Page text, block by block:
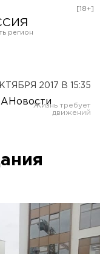
[18+]
2017 В 15:35